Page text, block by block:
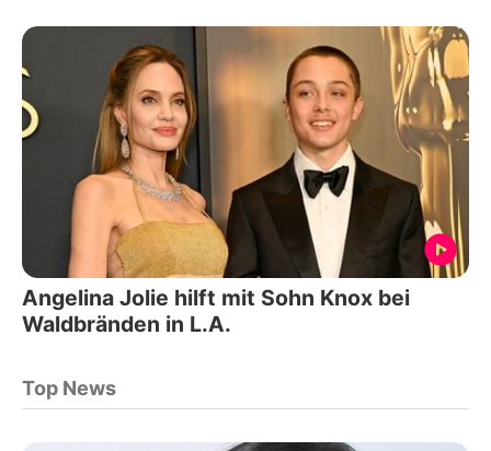
Angelina Jolie hilft mit Sohn Knox bei
Waldbränden in L.A.
Top News